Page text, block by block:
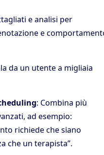
e analisi per
e
da un utente a migliaia
: Combina più
ad esempio:
richiede che siano
che un terapista”.